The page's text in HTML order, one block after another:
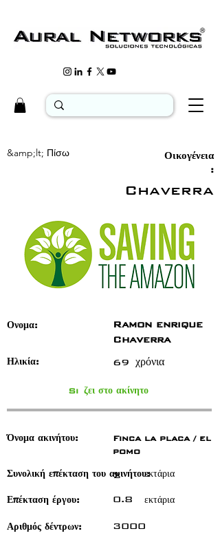
&amp;lt; Πίσω
Οικογένεια
:
Chaverra
Ramon enrique
Ονομα:
Chaverra
Ηλικία: 69 χρόνια
Si ζει στο ακίνητο
Όνομα ακινήτου:
Finca la placa / el
pomo
Συνολική επέκταση του ακινήτου:
2 εκτάρια
0.8 εκτάρια
Επέκταση έργου:
3000
Αριθμός δέντρων: